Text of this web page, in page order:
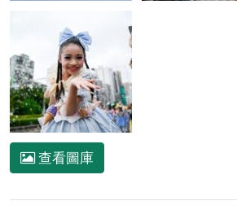
查看圖庫